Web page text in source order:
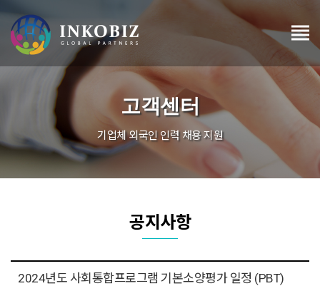
고객센터
기업체 외국인 인력 채용 지원
공지사항
2024년도 사회통합프로그램 기본소양평가 일정 (PBT)